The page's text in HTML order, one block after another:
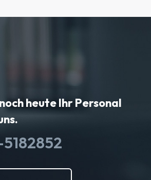
heute Ihr Personal